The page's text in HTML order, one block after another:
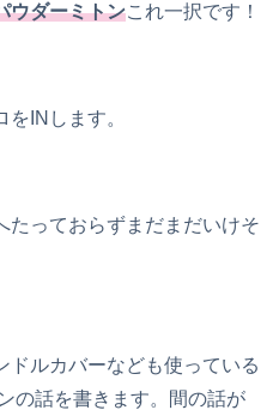
ウダーミトンこれ一択です！
INします。
たっておらずまだまだいけそ
ドルカバーなども使っている
の話を書きます。間の話が